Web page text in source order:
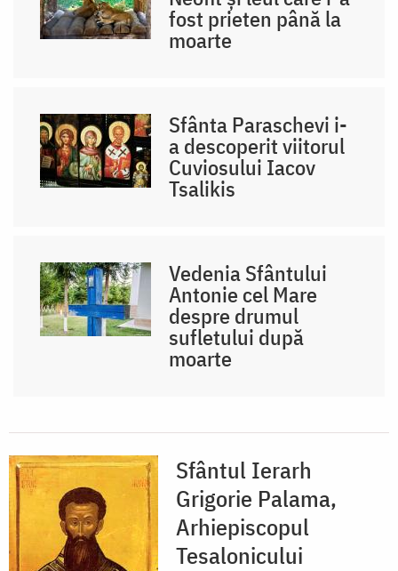
fost prieten până la
moarte
Sfânta Paraschevi i-
a descoperit viitorul
Cuviosului Iacov
Tsalikis
Vedenia Sfântului
Antonie cel Mare
despre drumul
sufletului după
moarte
Sfântul Ierarh
Grigorie Palama,
Arhiepiscopul
Tesalonicului